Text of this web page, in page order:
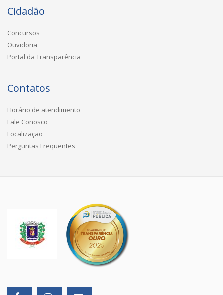
Cidadão
Concursos
Ouvidoria
Portal da Transparência
Contatos
Horário de atendimento
Fale Conosco
Localização
Perguntas Frequentes